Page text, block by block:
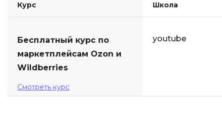
Курс Школа
Бесплатный курс по
маркетплейсам Ozon и
Wildberries
Смотреть курс
youtube